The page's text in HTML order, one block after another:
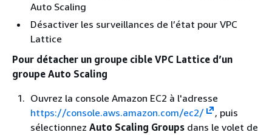
Auto Scaling
Désactiver les surveillances de l’état pour VPC
Lattice
Pour détacher un groupe cible VPC Lattice d’un
groupe Auto Scaling
Ouvrez la console Amazon EC2 à l'adresse
https://console.aws.amazon.com/ec2/
, puis
sélectionnez Auto Scaling Groups dans le volet de